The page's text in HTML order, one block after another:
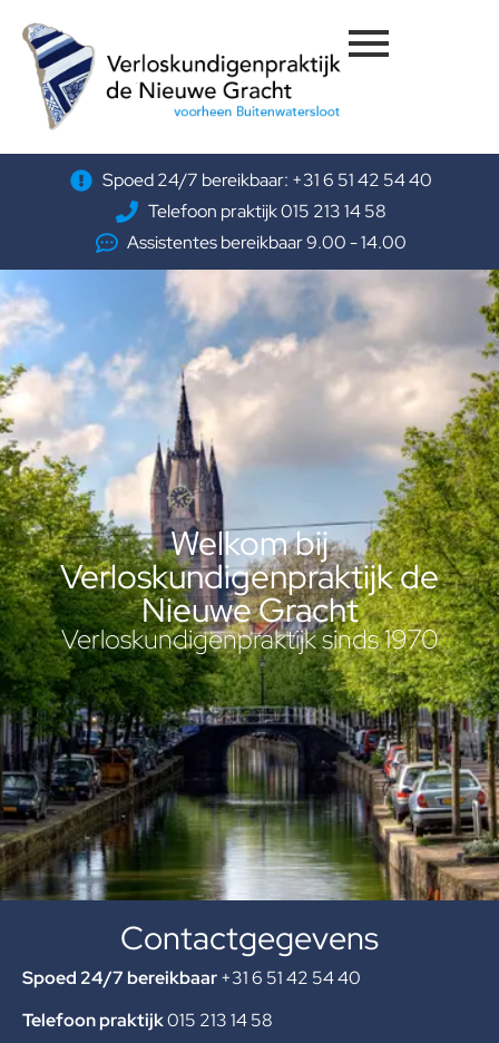
Spoed 24/7 bereikbaar: +31 6 51 42 54 40
Telefoon praktijk 015 213 14 58
Assistentes bereikbaar 9.00 - 14.00
Welkom bij
Verloskundigenpraktijk de
Nieuwe Gracht
Verloskundigenpraktijk sinds 1970
Contactgegevens
Spoed 24/7 bereikbaar+31 6 51 42 54 40
Telefoon praktijk015 213 14 58